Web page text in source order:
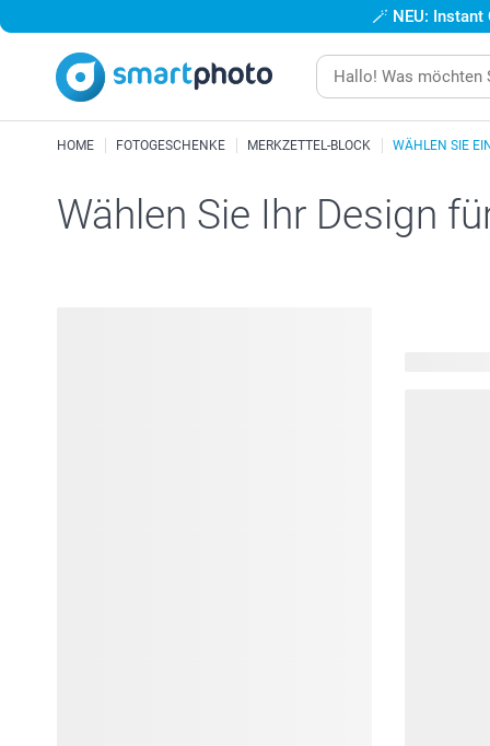
🪄 NEU:
HOME FOTOGESCHENKE MERKZETTEL-BLOCK WÄHLEN SIE
Wählen Sie Ihr Design